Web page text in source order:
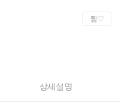
찜
상세설명